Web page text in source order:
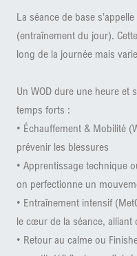
La séance de base
(entraînement du jour).
long de la journée mais
Un WOD dure une heure et
temps forts :
•⁠ ⁠Échauffement & Mobilité
prévenir les blessures
•⁠ ⁠Apprentissage technique
on perfectionne un
•⁠ ⁠Entraînement intensif
le cœur de la séance,
•⁠ ⁠Retour au calme ou